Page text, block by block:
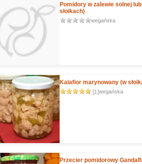
Pomidory w zalewie solnej
słoikach)
wegańska
Kalafior marynowany (w
[1]wegańska
Przecier pomidorowy